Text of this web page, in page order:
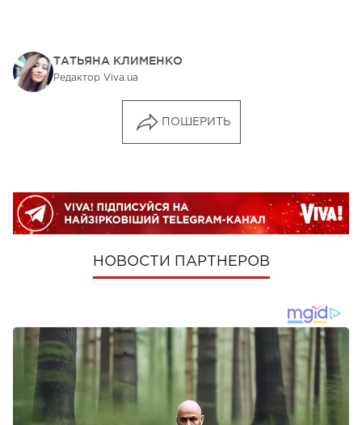
ТАТЬЯНА КЛИМЕНКО
Редактор Viva.ua
ПОШЕРИТЬ
НОВОСТИ ПАРТНЕРОВ